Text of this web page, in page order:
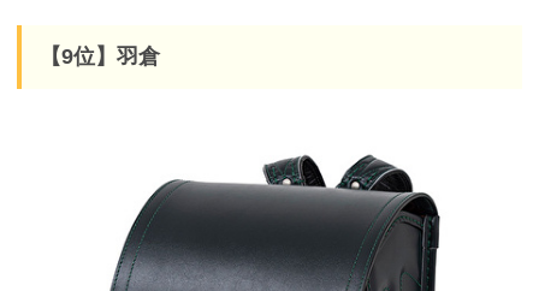
【9位】羽倉